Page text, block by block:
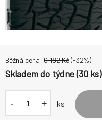
Běžná cena: 6 182Kč(-32%)
Skladem do týdne (30 ks)
- + ks